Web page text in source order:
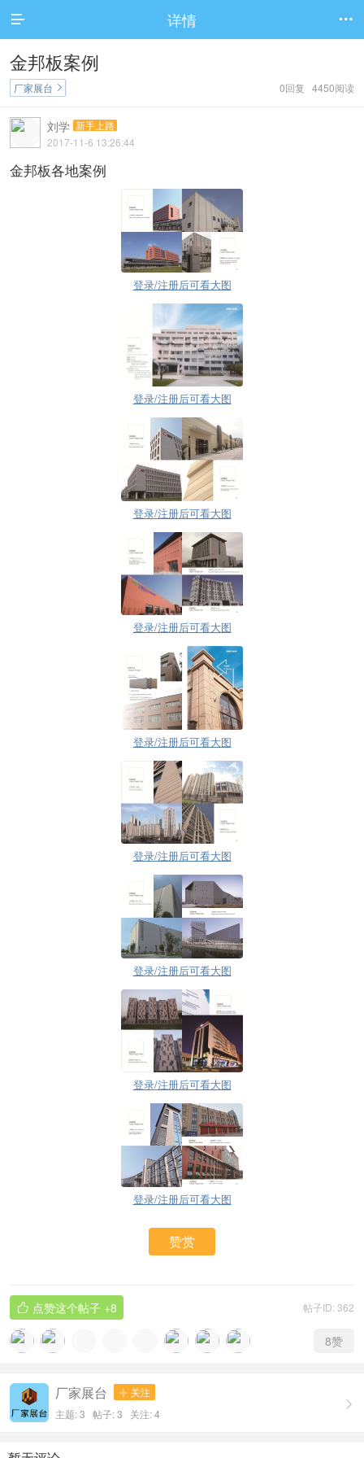
 详情 
金邦板案例
0回复 4450阅读
厂家展台 
刘学 新手上路
2017-11-6 13:26:44
金邦板各地案例
登录/注册后可看大图
登录/注册后可看大图
登录/注册后可看大图
登录/注册后可看大图
登录/注册后可看大图
登录/注册后可看大图
登录/注册后可看大图
登录/注册后可看大图
登录/注册后可看大图
赞赏
帖子ID: 362
 点赞这个帖子 +8
8赞

厂家展台  关注
主题: 3 帖子: 3 关注:4